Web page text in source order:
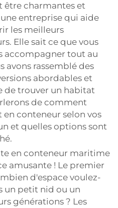
être charmantes et
entreprise qui aide
les meilleurs
Elle sait ce que vous
accompagner tout au
avons rassemblé des
abordables et
de trouver un habitat
de comment
conteneur selon vos
et quelles options sont
en conteneur maritime
amusante ! Le premier
d'espace voulez-
un petit nid ou un
générations ? Les